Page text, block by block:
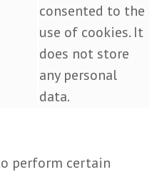
consented to the
use of cookies. It
does not store
any personal
data.
perform certain